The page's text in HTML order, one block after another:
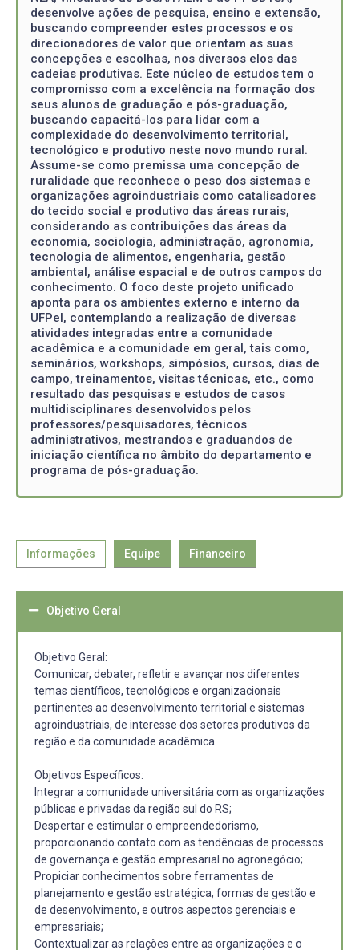
desenvolve ações de pesquisa, ensino e extensão,
buscando compreender estes processos e os
direcionadores de valor que orientam as suas
concepções e escolhas, nos diversos elos das
cadeias produtivas. Este núcleo de estudos tem o
compromisso com a excelência na formação dos
seus alunos de graduação e pós-graduação,
buscando capacitá-los para lidar com a
complexidade do desenvolvimento territorial,
tecnológico e produtivo neste novo mundo rural.
Assume-se como premissa uma concepção de
ruralidade que reconhece o peso dos sistemas e
organizações agroindustriais como catalisadores
do tecido social e produtivo das áreas rurais,
considerando as contribuições das áreas da
economia, sociologia, administração, agronomia,
tecnologia de alimentos, engenharia, gestão
ambiental, análise espacial e de outros campos do
conhecimento. O foco deste projeto unificado
aponta para os ambientes externo e interno da
UFPel, contemplando a realização de diversas
atividades integradas entre a comunidade
acadêmica e a comunidade em geral, tais como,
seminários, workshops, simpósios, cursos, dias de
campo, treinamentos, visitas técnicas, etc., como
resultado das pesquisas e estudos de casos
multidisciplinares desenvolvidos pelos
professores/pesquisadores, técnicos
administrativos, mestrandos e graduandos de
iniciação científica no âmbito do departamento e
programa de pós-graduação.
Informações Equipe Financeiro
Objetivo Geral
Objetivo Geral:
Comunicar, debater, refletir e avançar nos diferentes
temas científicos, tecnológicos e organizacionais
pertinentes ao desenvolvimento territorial e sistemas
agroindustriais, de interesse dos setores produtivos da
região e da comunidade acadêmica.
Objetivos Específicos:
Integrar a comunidade universitária com as organizações
públicas e privadas da região sul do RS;
Despertar e estimular o empreendedorismo,
proporcionando contato com as tendências de processos
de governança e gestão empresarial no agronegócio;
Propiciar conhecimentos sobre ferramentas de
planejamento e gestão estratégica, formas de gestão e
de desenvolvimento, e outros aspectos gerenciais e
empresariais;
Contextualizar as relações entre as organizações e o